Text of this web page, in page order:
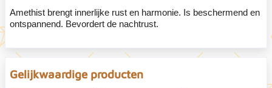
Amethist brengt innerlijke rust en harmonie. Is beschermend en
ontspannend. Bevordert de nachtrust.
Gelijkwaardige producten